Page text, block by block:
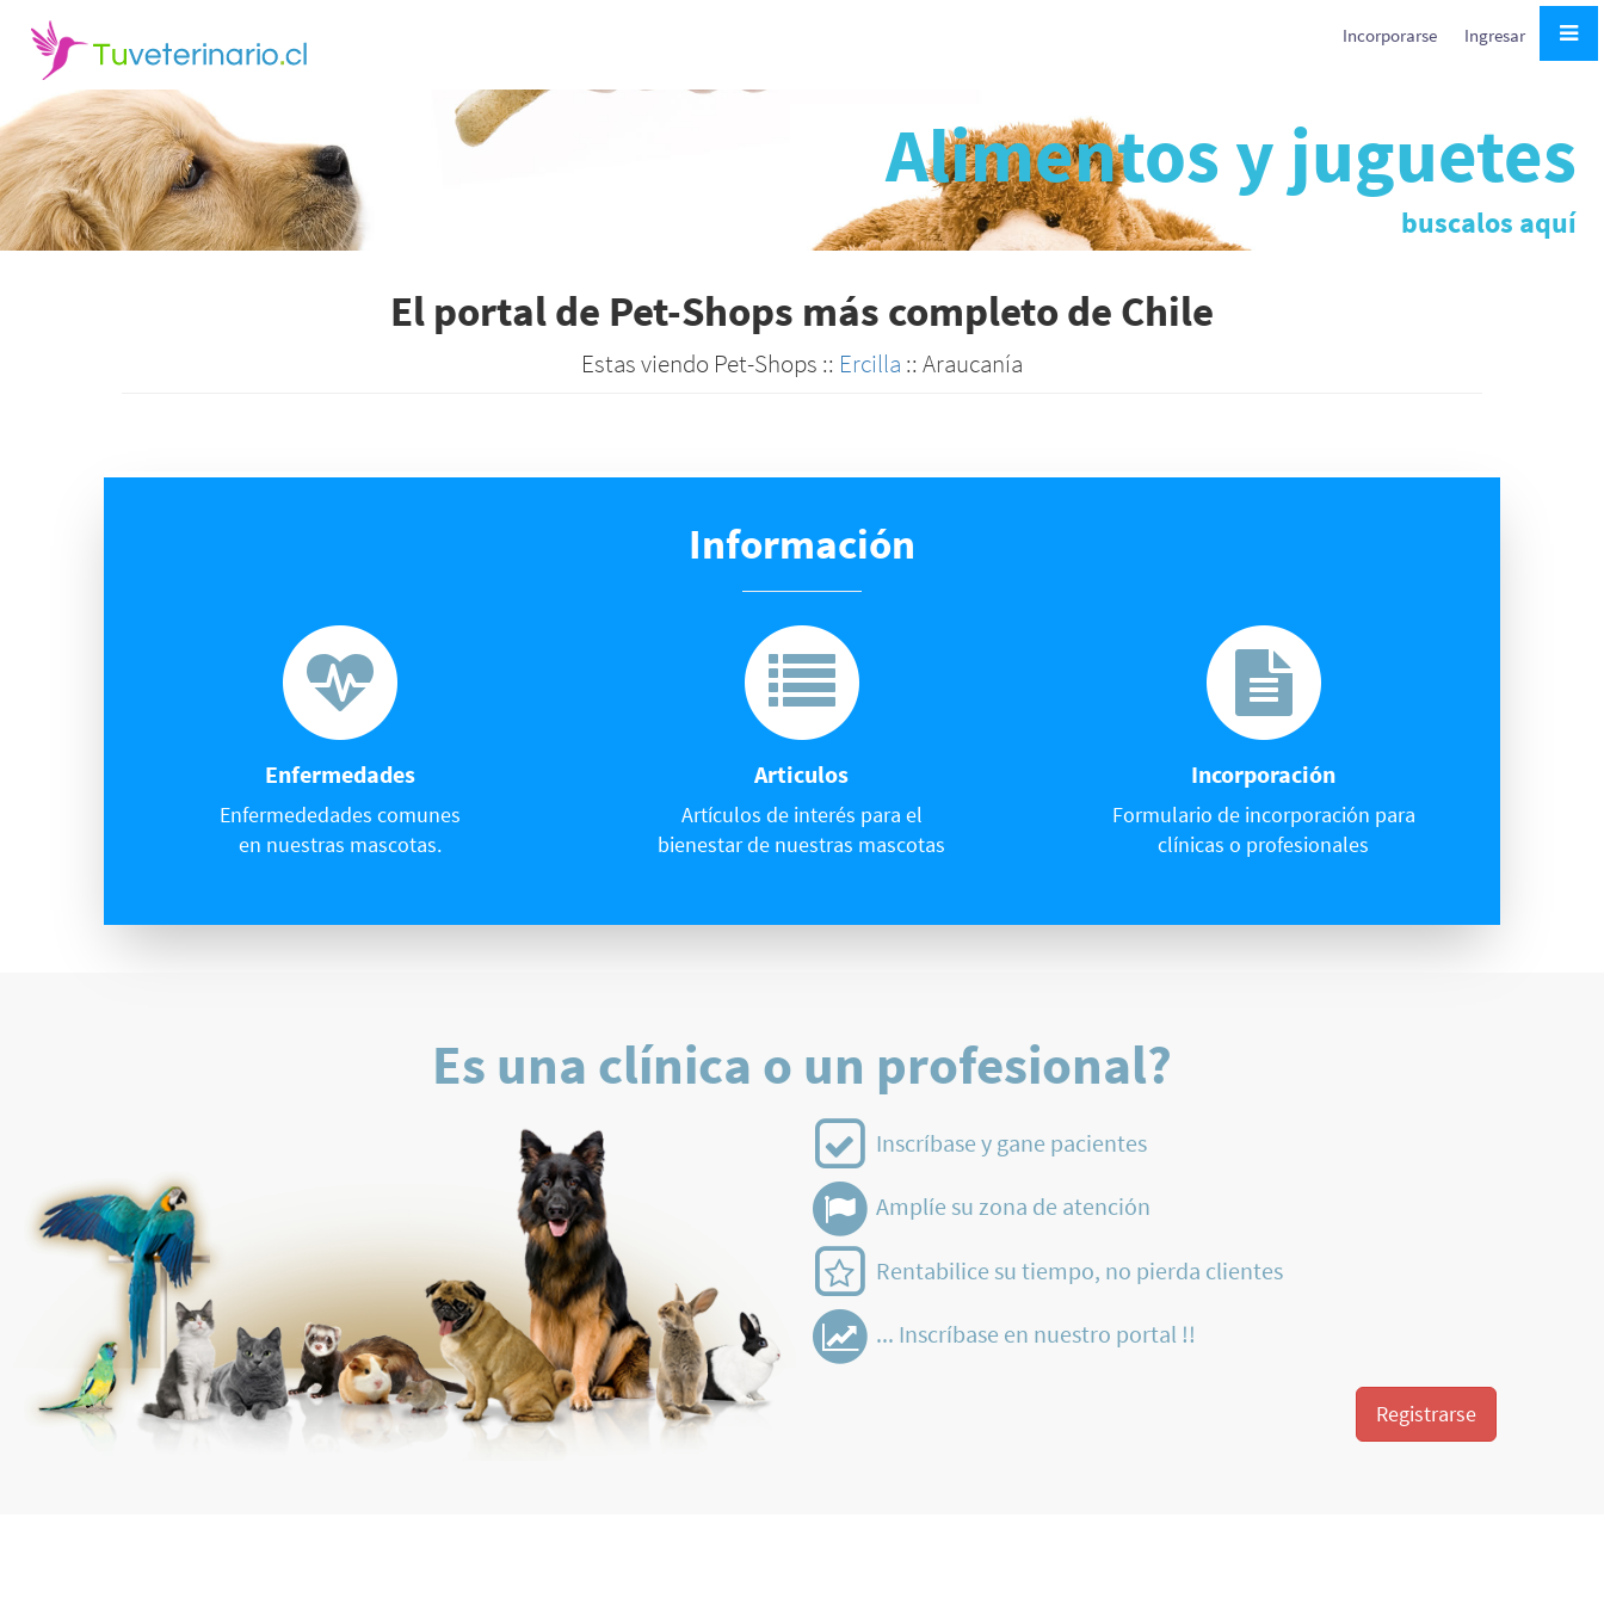
Incorporarse Ingresar
Alimentos y juguetes
buscalos aquí
El portal de Pet-Shops más completo de Chile
Estas viendo Pet-Shops :: Ercilla :: Araucanía
Información
Enfermedades
Enfermededades comunes
en nuestras mascotas.
Articulos
Artículos de interés para el
bienestar de nuestras mascotas
Incorporación
Formulario de incorporación para
clínicas o profesionales
Es una clínica o un profesional?
Inscríbase y gane pacientes
Amplíe su zona de atención
Rentabilice su tiempo, no pierda clientes
... Inscríbase en nuestro portal !!
Registrarse